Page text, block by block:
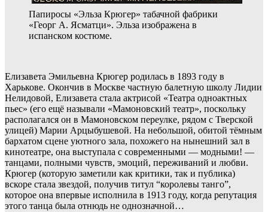
Папиросы «Эльза Крюгер» табачной фабрики
«Георг А. Ясматци». Эльза изображена в
испанском костюме.
Елизавета Эмильевна Крюгер родилась в 1893 году в
Харькове. Окончив в Москве частную балетную школу Лидии
Нелидовой, Елизавета стала актрисой «Театра одноактных
пьес» (его ещё называли «Мамоновский театр», поскольку
располагался он в Мамоновском переулке, рядом с Тверской
улицей) Марии Арцыбушевой. На небольшой, обитой тёмным
бархатом сцене уютного зала, похожего на нынешний зал в
кинотеатре, она выступала с современными — модными! —
танцами, полными чувств, эмоций, переживаний и любви.
Крюгер (которую заметили как критики, так и публика)
вскоре стала звездой, получив титул “королевы танго”,
которое она впервые исполнила в 1913 году, когда репутация
этого танца была отнюдь не однозначной…